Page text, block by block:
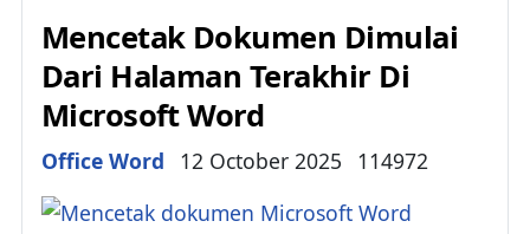
Mencetak Dokumen Dimulai
Dari Halaman Terakhir Di
Microsoft Word
Details
Office Word 12 October 2025 114972